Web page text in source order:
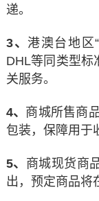
递。
3、港澳台地区
DHL等同类型标
关服务。
4、 商城所售商
包装，保障用于
5、 商城现货商
出，预定商品将